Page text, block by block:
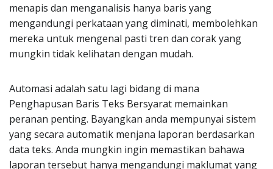
menapis dan menganalisis hanya baris yang
mengandungi perkataan yang diminati, membolehkan
mereka untuk mengenal pasti tren dan corak yang
mungkin tidak kelihatan dengan mudah.
Automasi adalah satu lagi bidang di mana
Penghapusan Baris Teks Bersyarat memainkan
peranan penting. Bayangkan anda mempunyai sistem
yang secara automatik menjana laporan berdasarkan
data teks. Anda mungkin ingin memastikan bahawa
laporan tersebut hanya mengandungi maklumat yang